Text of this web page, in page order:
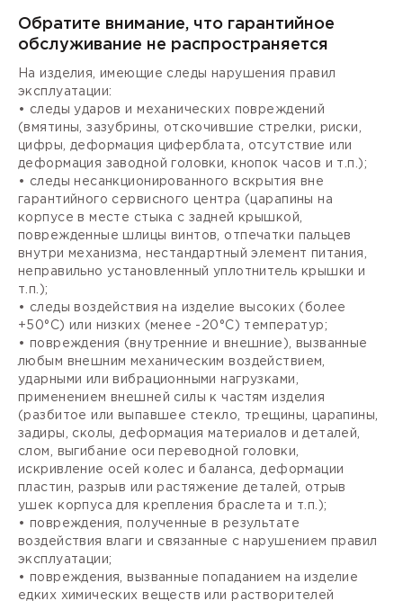
Обратите внимание, что гарантийное
обслуживание не распространяется
На изделия, имеющие следы нарушения правил
эксплуатации:
• следы ударов и механических повреждений
(вмятины, зазубрины, отскочившие стрелки, риски,
цифры, деформация циферблата, отсутствие или
деформация заводной головки, кнопок часов и т.п.);
• следы несанкционированного вскрытия вне
гарантийного сервисного центра (царапины на
корпусе в месте стыка с задней крышкой,
поврежденные шлицы винтов, отпечатки пальцев
внутри механизма, нестандартный элемент питания,
неправильно установленный уплотнитель крышки и
т.п.);
• следы воздействия на изделие высоких (более
+50°С) или низких (менее -20°С) температур;
• повреждения (внутренние и внешние), вызванные
любым внешним механическим воздействием,
ударными или вибрационными нагрузками,
применением внешней силы к частям изделия
(разбитое или выпавшее стекло, трещины, царапины,
задиры, сколы, деформация материалов и деталей,
слом, выгибание оси переводной головки,
искривление осей колес и баланса, деформации
пластин, разрыв или растяжение деталей, отрыв
ушек корпуса для крепления браслета и т.п.);
• повреждения, полученные в результате
воздействия влаги и связанные с нарушением правил
эксплуатации;
• повреждения, вызванные попаданием на изделие
едких химических веществ или растворителей